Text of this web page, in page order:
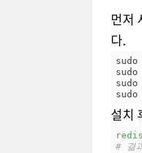
먼저
다.
설치
redis
# 결